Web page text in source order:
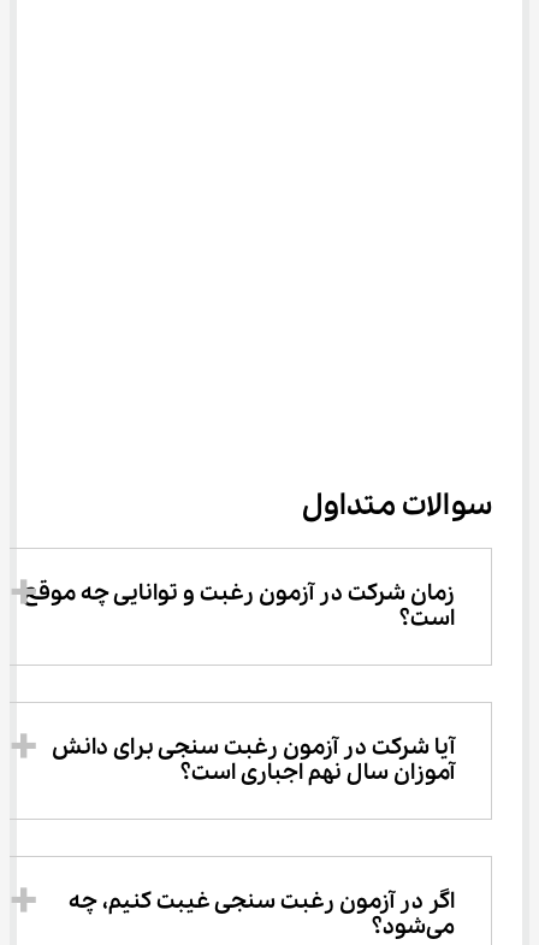
سوالات متداول
زمان شرکت در آزمون رغبت و توانایی چه موقع
است؟
آیا شرکت در آزمون رغبت سنجی برای دانش
آموزان سال نهم اجباری است؟
اگر در آزمون رغبت سنجی غیبت کنیم، چه
می‌شود؟